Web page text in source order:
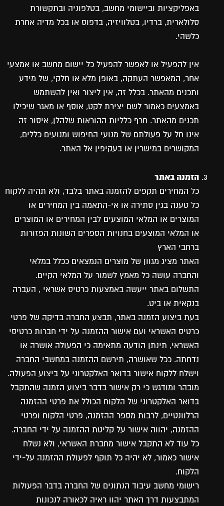
באפליקציות וביישומי מחשב, בטלפוניה ובתקשורת
סלולארית, ברדיו, בטלוויזיה, בדפוס או בכל מדיה אחרת
כלשהי.
אין להפעיל או לאפשר להפעיל כל יישום מחשב או אמצעי
אחר, המאפשר העתקה, באופן מלא או חלקי, של מידע
ותכנים מהאתר. בכלל זה, אין ליצור ואין להשתמש
באמצעים כאמור לשם יצירת לקט, אוסף או מאגר שיכילו
תכנים מהאתר. חרף כלליות ההוראות שלהלן, איסור זה
אינו חל על פעולתם של מנועי החיפוש ומנועים כללים,
המקושרים במישרין או בעקיפין אל האתר.
הזמנה באתר
כל המחירים תקפים להזמנה באתר בלבד, ולא תהיה ללקוח
כל טענה בגין סתירה או אי-התאמה בין המחירים או
המוצרים או המלאי המוצעים לבין המחירים או המוצרים
או המלאי המוצעים בחנויות הספרים השונות הפזורות
ברחבי הארץ
האתר מציג מגוון של מוצרים הנמצאים ככלל במלאי
והחברה עושה כל מאמץ לשמור על המלאי הקיים.
התשלום באתר ייעשה באמצעות כרטיס אשראי , העברה
בנקאית או ביט.
בעת ביצוע הזמנה באתר, תבצע החברה בדיקה של פרטי
כרטיס האשראי ועם אישור ההזמנה על ידי חברות כרטיסי
האשראי, תינתן הודעה מתאימה כי הפעולה אושרה או
נדחתה. ככל שאושרה, תירשם ההזמנה במחשבי החברה
וישלח ללקוח אישור בדואר האלקטרוני על ביצוע הפעולה.
מובהר ומודגש כי רק אישור בדבר ביצוע הזמנה שהתקבל
בדואר האלקטרוני של הלקוח הכולל את פרטי ההזמנה
הרלוונטיים, לרבות מספר ההזמנה, פרטי הלקוח ופרטי
ההזמנה, יהווה אישור על קליטת ההזמנה על ידי החברה.
כל עוד לא התקבל אישור מחברת האשראי, ולא נשלח
אישור כאמור, לא יהיה כל תוקף לפעולת ההזמנה על-ידי
הלקוח.
רישומי מחשב עיבוד הנתונים של החברה בדבר הפעולות
המתבצעות דרך האתר יהוו ראיה לכאורה לנכונות